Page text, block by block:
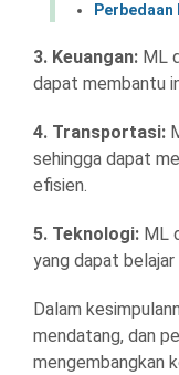
3. Keuangan: ML
dapat membantu
4. Transportasi:
sehingga dapat
efisien.
5. Teknologi: ML
yang dapat
Dalam
mendatang, dan
mengembangkan